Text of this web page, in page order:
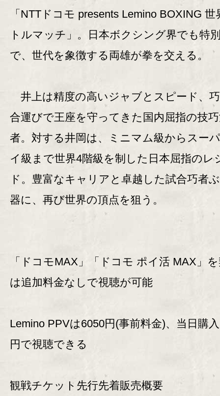
「NTTドコモ presents Lemino BOXING
トルマッチ」。日本ボクシング界でも特
で、世代を象徴する両雄が拳を交える。
井上は精度の高いジャブとスピード、
合運びで王座を守ってきた国内屈指の技
者。対する井岡は、ミニマム級からスー
イ級まで世界4階級を制した日本屈指のレ
ド。豊富なキャリアと卓越した試合巧者
器に、再び世界の頂点を狙う。
「ドコモMAX」「ドコモ ポイ活 MAX」
は追加料金なしで視聴が可能
Lemino PPVは6050円(事前料金)、当日購
円で視聴できる
観戦チケット先行先着販売概要